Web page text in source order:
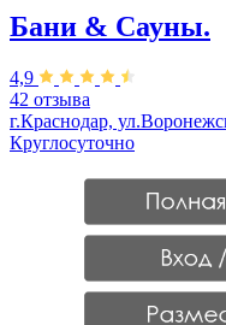
Бани & Сауны.
4,9
42 отзыва
г.Краснодар,
Круглосуточно